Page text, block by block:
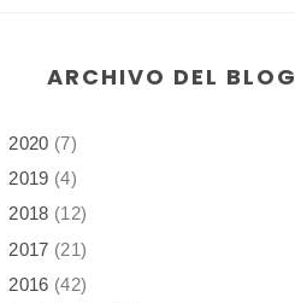
ARCHIVO DEL BLOG
2020 (7)
2019 (4)
2018 (12)
2017 (21)
2016 (42)